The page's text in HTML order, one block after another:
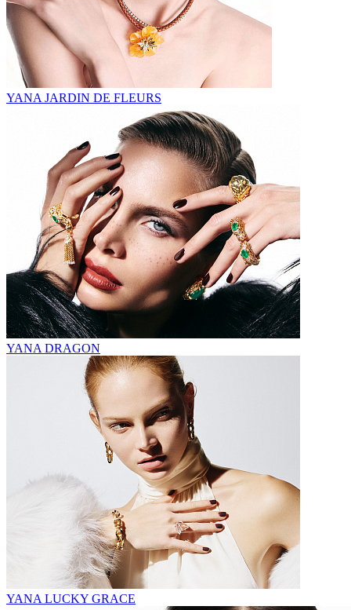
YANA JARDIN DE FLEURS
YANA DRAGON
YANA LUCKY GRACE